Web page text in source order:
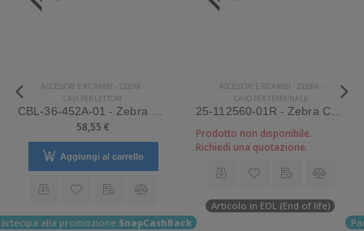
ACCESSORI E RICAMBI - ZEBRA -
CAVI PER LETTORI
CBL-36-452A-01 - Zebra Cavo DC per alimentatori DC/DC, per carrelli el
58,55 €
Aggiungi al carrello
alla promozione SnapCashBack
ACCESSORI E RICAMBI - ZEBRA -
CAVO PER TERMINALE
25-112560-01R - Zebra Cavo di sola ricarica
Prodotto non disponibile.
Richiedi una quotazione.
Articolo in EOL (End of life)